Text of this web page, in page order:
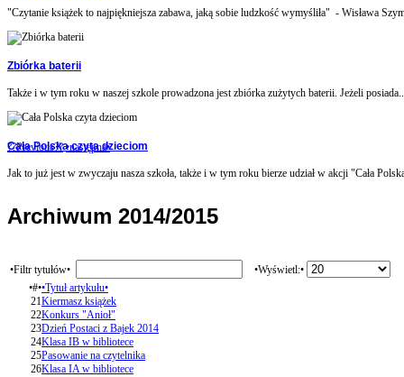
"Czytanie książek to najpiękniejsza zabawa, jaką sobie ludzkość wymyśliła" - Wisława
Zbiórka baterii
Także i w tym roku w naszej szkole prowadzona jest zbiórka zużytych baterii. Jeżeli
Cała Polska czyta dzieciom
Jak to już jest w zwyczaju nasza szkoła, także i w tym roku bierze udział w akcji "Cała
??Previous?? •następna•
Archiwum 2014/2015
•Filtr tytułów•
•Wyświetl:•
•#••Tytuł artykułu•
21Kiermasz książek
22Konkurs "Anioł"
23Dzień Postaci z Bajek 2014
24Klasa IB w bibliotece
25Pasowanie na czytelnika
26Klasa IA w bibliotece